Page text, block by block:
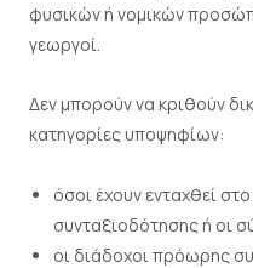
φυσικών ή νομικών
γεωργοί.
Δεν μπορούν να κριθούν
κατηγορίες υποψηφίων:
όσοι έχουν ενταχθεί
συνταξιοδότησης ή οι
οι διάδοχοι πρόωρης